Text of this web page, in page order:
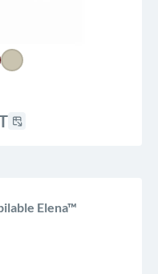
Elena™